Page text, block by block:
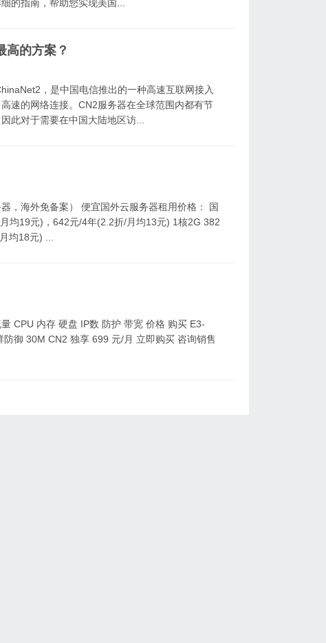
的指南，帮助您实现美国...
高的方案？
，是中国电信推出的一种高速互联网接入
速的网络连接。CN2服务器在全球范围内都有节
此对于需要在中国大陆地区访...
，海外免备案） 便宜国外云服务器租用价格： 国
均19元)，642元/4年(2.2折/月均13元) 1核2G 382
均18元) ...
CPU 内存 硬盘 IP数 防护 带宽 价格 购买 E3-
御 30M CN2 独享 699 元/月 立即购买 咨询销售